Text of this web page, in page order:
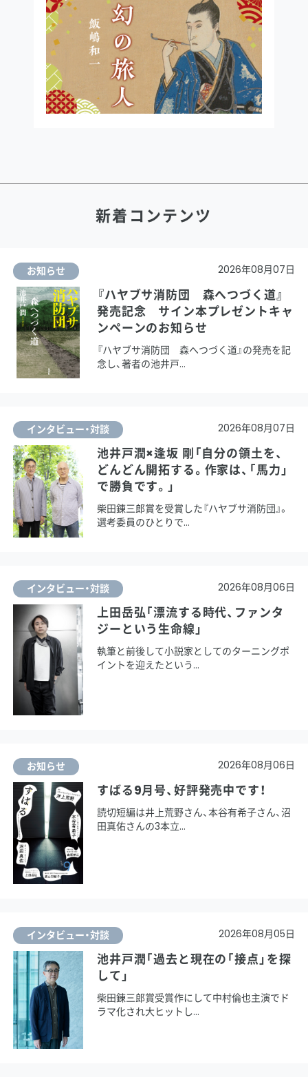
新着コンテンツ
お知らせ 2026年08月07日
『ハヤブサ消防団 森へつづく道』
発売記念 サイン本プレゼントキャ
ンペーンのお知らせ
『ハヤブサ消防団 森へつづく道』の発売を記
念し、著者の池井戸
インタビュー・対談 2026年08月07日
池井戸潤×逢坂 剛「自分の領土を、
どんどん開拓する。作家は、「馬力」
で勝負です。」
柴田錬三郎賞を受賞した『ハヤブサ消防団』。
選考委員のひとりで
インタビュー・対談 2026年08月06日
上田岳弘「漂流する時代、ファンタ
ジーという生命線」
執筆と前後して小説家としてのターニングポ
イントを迎えたという
お知らせ 2026年08月06日
すばる9月号、好評発売中です！
読切短編は井上荒野さん、本谷有希子さん、沼
田真佑さんの3本立
インタビュー・対談 2026年08月05日
池井戸潤「過去と現在の「接点」を探
して」
柴田錬三郎賞受賞作にして中村倫也主演でド
ラマ化され大ヒットし